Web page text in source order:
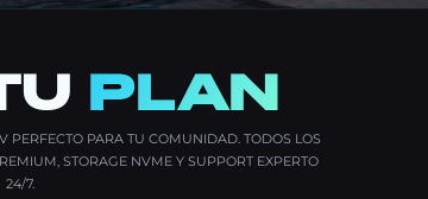
PLAN
PERFECTO PARA TU COMUNIDAD. TODOS LOS
STORAGE NVME Y SUPPORT EXPERTO
24/7.